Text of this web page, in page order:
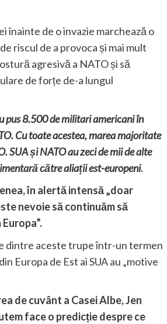
înainte de o invazie marchează o
riscul de a provoca și mai mult
agresivă a NATO și să
de forțe de-a lungul
pus 8.500 de militari americani în
Cu toate acestea, marea majoritate
și NATO au zeci de mii de alte
către aliații est-europeni.
în alertă intensă „doar
nevoie să continuăm să
dintre aceste trupe într-un termen
Europa de Est ai SUA au „motive
de cuvânt a Casei Albe, Jen
face o predicție despre ce